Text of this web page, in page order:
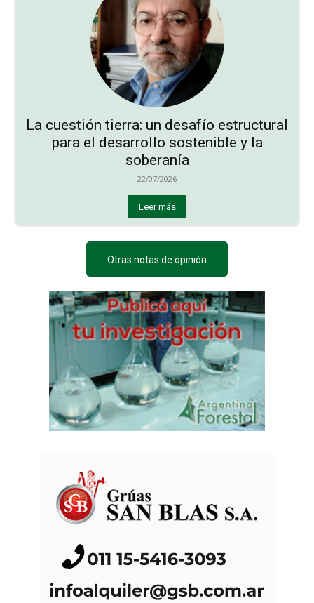
La cuestión tierra: un desafío estructural
para el desarrollo sostenible y la
soberanía
22/07/2026
Leer más
Otras notas de opinión